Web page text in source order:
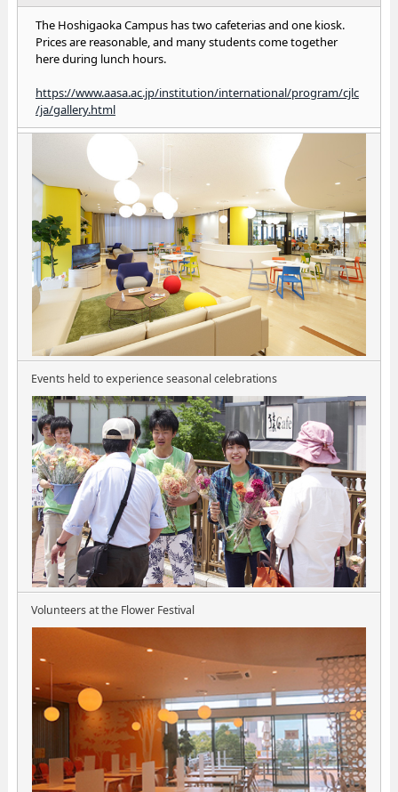
The Hoshigaoka Campus has two cafeterias and one kiosk.
Prices are reasonable, and many students come together
here during lunch hours.
https://www.aasa.ac.jp/institution/international/program/cjlc
/ja/gallery.html
Events held to experience seasonal celebrations
Volunteers at the Flower Festival